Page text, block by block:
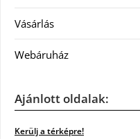
Vásárlás
Webáruház
Ajánlott oldalak:
Kerülj a térképre!